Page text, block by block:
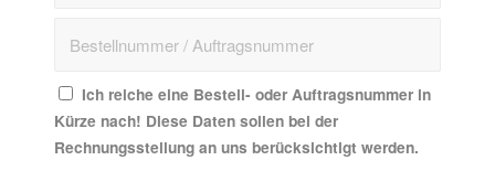
Ich reiche eine Bestell- oder Auftragsnummer in
Kürze nach! Diese Daten sollen bei der
Rechnungsstellung an uns berücksichtigt werden.